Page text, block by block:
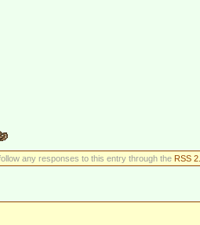
any responses to this entry through the RSS